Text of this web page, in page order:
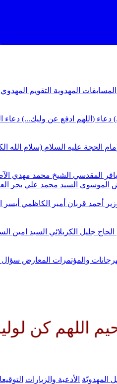
المسابقات المهدوية التقويم المهدوي
دعاء (اللهم ادفع عن وليك...) دعاء
الحجة عليه السلام (سلام الله
المقدسي الشيخ محمد مهدي
الموسوي السيد محمد علي بحر
أحمد قربان أمير الكاظمي أيسر
الحاج جليل الكربلائي السيد امين
والمؤتمرات المعارض سؤال
كن لوليك
المهدويّة الأدعية والزيارات